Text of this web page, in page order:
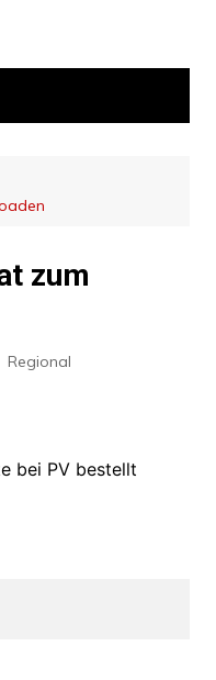
zum
Regional
bei PV bestellt